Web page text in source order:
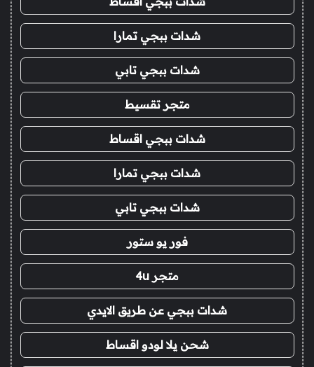
شدات ببجي تمارا
شدات ببجي تابي
متجر تقسيط
شدات ببجي اقساط
شدات ببجي تمارا
شدات ببجي تابي
فور يو ستور
متجر 4u
شدات ببجي عن طريق الايدي
شحن يلا لودو اقساط